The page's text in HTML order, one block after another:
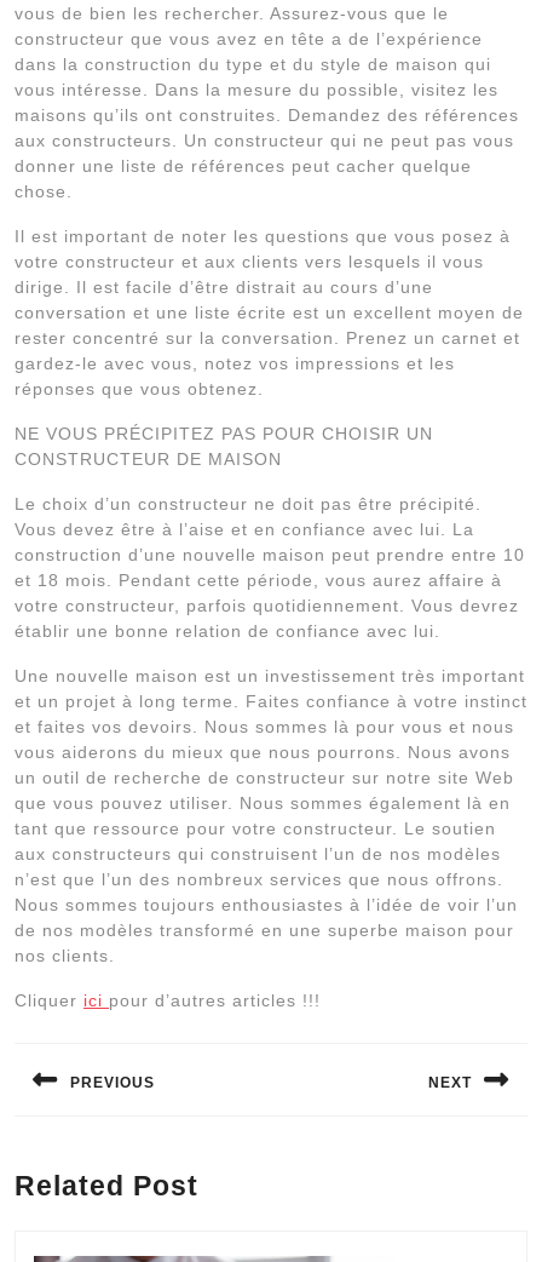
vous de bien les rechercher. Assurez-vous que le
constructeur que vous avez en tête a de l’expérience
dans la construction du type et du style de maison qui
vous intéresse. Dans la mesure du possible, visitez les
maisons qu’ils ont construites. Demandez des références
aux constructeurs. Un constructeur qui ne peut pas vous
donner une liste de références peut cacher quelque
chose.
Il est important de noter les questions que vous posez à
votre constructeur et aux clients vers lesquels il vous
dirige. Il est facile d’être distrait au cours d’une
conversation et une liste écrite est un excellent moyen de
rester concentré sur la conversation. Prenez un carnet et
gardez-le avec vous, notez vos impressions et les
réponses que vous obtenez.
NE VOUS PRÉCIPITEZ PAS POUR CHOISIR UN
CONSTRUCTEUR DE MAISON
Le choix d’un constructeur ne doit pas être précipité.
Vous devez être à l’aise et en confiance avec lui. La
construction d’une nouvelle maison peut prendre entre 10
et 18 mois. Pendant cette période, vous aurez affaire à
votre constructeur, parfois quotidiennement. Vous devrez
établir une bonne relation de confiance avec lui.
Une nouvelle maison est un investissement très important
et un projet à long terme. Faites confiance à votre instinct
et faites vos devoirs. Nous sommes là pour vous et nous
vous aiderons du mieux que nous pourrons. Nous avons
un outil de recherche de constructeur sur notre site Web
que vous pouvez utiliser. Nous sommes également là en
tant que ressource pour votre constructeur. Le soutien
aux constructeurs qui construisent l’un de nos modèles
n’est que l’un des nombreux services que nous offrons.
Nous sommes toujours enthousiastes à l’idée de voir l’un
de nos modèles transformé en une superbe maison pour
nos clients.
Cliquer ici pour d’autres articles !!!
de
PREVIOUS
post:
NEXT
Related Post